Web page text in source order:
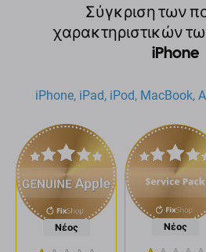
Σύγκριση των
χαρακτηριστικών
iPhone
iPhone, iPad, iPod, MacBook,
Νέος Νέος